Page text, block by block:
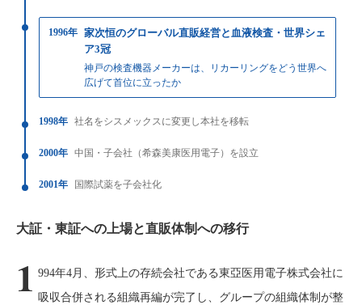
1996年 家次恒のグローバル直販経営と血液検査・世界シェ
ア3冠
神戸の検査機器メーカーは、リカーリングをどう世界へ
広げて首位に立ったか
1998年 社名をシスメックスに変更し本社を移転
2000年 中国・子会社（希森美康医用電子）を設立
2001年 国際試薬を子会社化
大証・東証への上場と直販体制への移行
1 994年4月、形式上の存続会社である東亞医用電子株式会社に
吸収合併される組織再編が完了し、グループの組織体制が整